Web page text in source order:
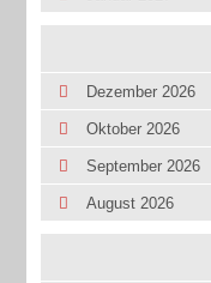
Dezember 2026
Oktober 2026
September 2026
August 2026